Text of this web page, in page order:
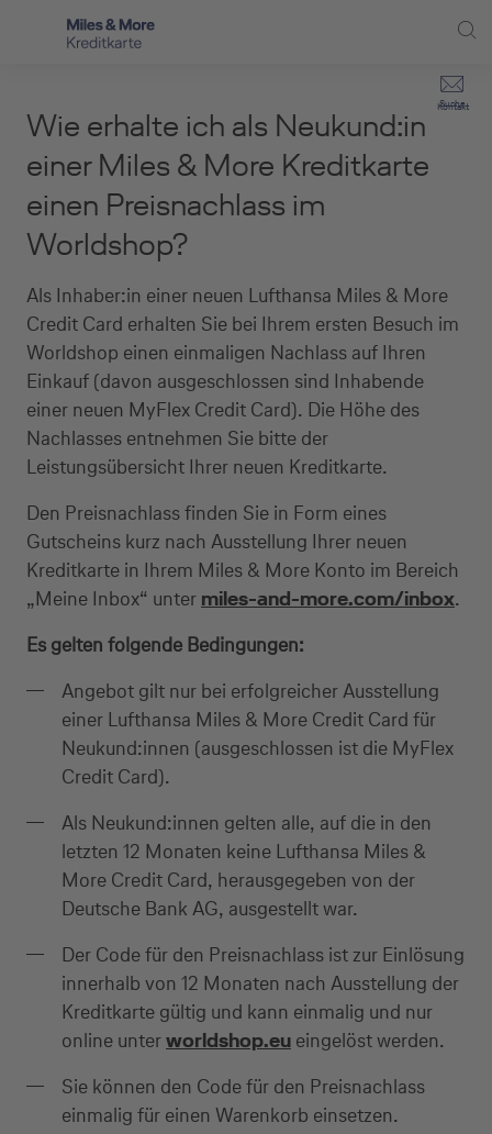
Direkt zur Suche (Enter drücken)
Direkt zum Hauptinhalt (Enter drücken)
Kontakt
Suche
Selbstständige
Unternehmen
Service
Miles & More Programm
Schritt für Schritt zur neuen Karte
Kreditkarte empfehlen
Kreditkarten-Banking
Kreditkarte beantragen
Wie erhalte ich als Neukund:in
einer Miles & More Kreditkarte
einen Preisnachlass im
Worldshop?
Als Inhaber:in einer neuen Lufthansa Miles & More
Credit Card erhalten Sie bei Ihrem ersten Besuch im
Worldshop einen einmaligen Nachlass auf Ihren
Einkauf (davon ausgeschlossen sind Inhabende
einer neuen MyFlex Credit Card). Die Höhe des
Nachlasses entnehmen Sie bitte der
Leistungsübersicht Ihrer neuen Kreditkarte.
Den Preisnachlass finden Sie in Form eines
Gutscheins kurz nach Ausstellung Ihrer neuen
Kreditkarte in Ihrem Miles & More Konto im Bereich
„Meine Inbox“ unter miles-and-more.com/inbox.
Es gelten folgende Bedingungen:
Angebot gilt nur bei erfolgreicher Ausstellung
einer Lufthansa Miles & More Credit Card für
Neukund:innen (ausgeschlossen ist die MyFlex
Credit Card).
Als Neukund:innen gelten alle, auf die in den
letzten 12 Monaten keine Lufthansa Miles &
More Credit Card, herausgegeben von der
Deutsche Bank AG, ausgestellt war.
Der Code für den Preisnachlass ist zur Einlösung
innerhalb von 12 Monaten nach Ausstellung der
Kreditkarte gültig und kann einmalig und nur
online unterworldshop.eu eingelöst werden.
Sie können den Code für den Preisnachlass
einmalig für einen Warenkorb einsetzen.